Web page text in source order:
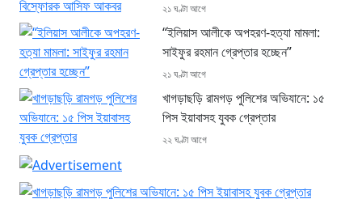
২১ ঘণ্টা আগে
“ইলিয়াস আলীকে অপহরণ-হত্যা মামলা:
সাইফুর রহমান গ্রেপ্তার হচ্ছেন”
২১ ঘণ্টা আগে
খাগড়াছড়ি রামগড় পুলিশের অভিযানে: ১৫
পিস ইয়াবাসহ যুবক গ্রেপ্তার
২২ ঘণ্টা আগে